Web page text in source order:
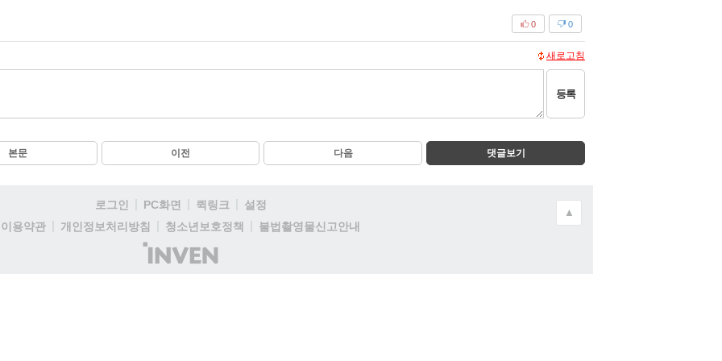
0
0
새로고침
등록
본문 이전 다음 댓글보기
로그인 PC화면 퀵링크
설정
이용약관
개인정보처리방침 청소년보호정책
불법촬영물신고안내
(주)
인
▲